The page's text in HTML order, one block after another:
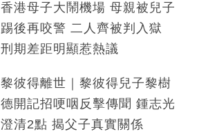
香港母子大鬧機場 母親被兒子
踢後再咬警 二人齊被判入獄
刑期差距明顯惹熱議
黎彼得離世｜黎彼得兒子黎樹
德開記招哽咽反擊傳聞 鍾志光
澄清2點 揭父子真實關係